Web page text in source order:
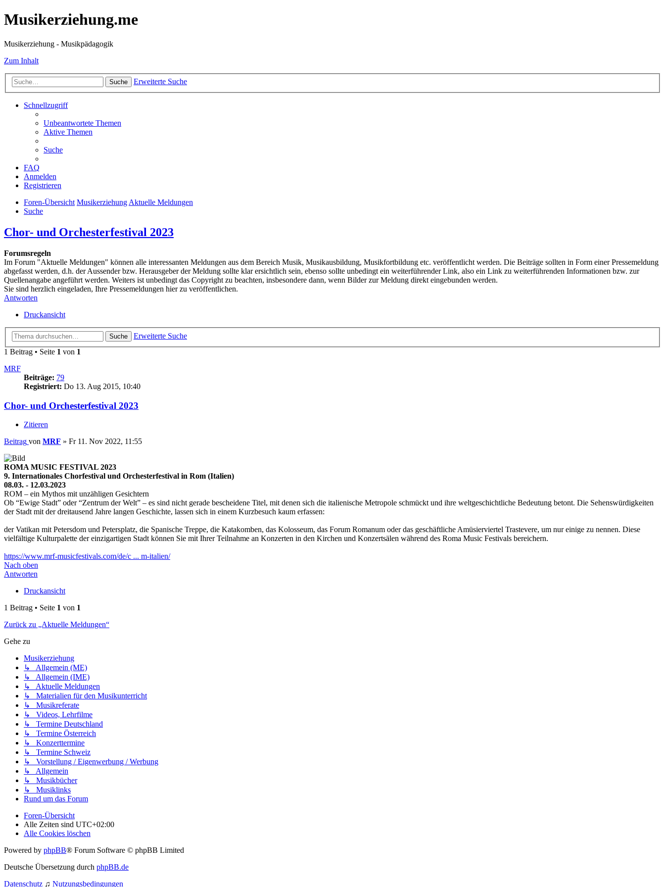
Musikerziehung.me
Musikerziehung - Musikpädagogik
Zum Inhalt
Suche Erweiterte Suche
Schnellzugriff
Unbeantwortete Themen
Aktive Themen
Suche
FAQ
Anmelden
Registrieren
Foren-Übersicht MusikerziehungAktuelle Meldungen
Suche
Chor- und Orchesterfestival 2023
Forumsregeln
Im Forum "Aktuelle Meldungen" können alle interessanten Meldungen aus dem Bereich Musik, Musikausbildung, Musikfortbildung etc. veröffentlicht werden. Die Beiträge sollten in Form einer Pressemeldung
abgefasst werden, d.h. der Aussender bzw. Herausgeber der Meldung sollte klar ersichtlich sein, ebenso sollte unbedingt ein weiterführender Link, also ein Link zu weiterführenden Informationen bzw. zur
Quellenangabe angeführt werden. Weiters ist unbedingt das Copyright zu beachten, insbesondere dann, wenn Bilder zur Meldung direkt eingebunden werden.
Sie sind herzlich eingeladen, Ihre Pressemeldungen hier zu veröffentlichen.
Antworten
Druckansicht
Suche
Erweiterte Suche
1 Beitrag • Seite 1 von 1
MRF
Beiträge: 79
Registriert: Do 13. Aug 2015, 10:40
Chor- und Orchesterfestival 2023
Zitieren
Beitrag von MRF » Fr 11. Nov 2022, 11:55
ROMA MUSIC FESTIVAL 2023
9. Internationales Chorfestival und Orchesterfestival in Rom (Italien)
08.03. - 12.03.2023
ROM – ein Mythos mit unzähligen Gesichtern
Ob “Ewige Stadt” oder “Zentrum der Welt” – es sind nicht gerade bescheidene Titel, mit denen sich die italienische Metropole schmückt und ihre weltgeschichtliche Bedeutung betont. Die Sehenswürdigkeiten
der Stadt mit der dreitausend Jahre langen Geschichte, lassen sich in einem Kurzbesuch kaum erfassen:
der Vatikan mit Petersdom und Petersplatz, die Spanische Treppe, die Katakomben, das Kolosseum, das Forum Romanum oder das geschäftliche Amüsierviertel Trastevere, um nur einige zu nennen. Diese
vielfältige Kulturpalette der einzigartigen Stadt können Sie mit Ihrer Teilnahme an Konzerten in den Kirchen und Konzertsälen während des Roma Music Festivals bereichern.
https://www.mrf-musicfestivals.com/de/c ... m-italien/
Nach oben
Antworten
Druckansicht
1 Beitrag • Seite 1 von 1
Zurück zu „Aktuelle Meldungen“
Gehe zu
Musikerziehung
↳ Allgemein (ME)
↳ Allgemein (IME)
↳ Aktuelle Meldungen
↳ Materialien für den Musikunterricht
↳ Musikreferate
↳ Videos, Lehrfilme
↳ Termine Deutschland
↳ Termine Österreich
↳ Konzerttermine
↳ Termine Schweiz
↳ Vorstellung / Eigenwerbung / Werbung
↳ Allgemein
↳ Musikbücher
↳ Musiklinks
Rund um das Forum
Foren-Übersicht
Alle Zeiten sind UTC+02:00
Alle Cookies löschen
Powered by phpBB® Forum Software © phpBB Limited
Deutsche Übersetzung durch phpBB.de
Datenschutz ♫ Nutzungsbedingungen